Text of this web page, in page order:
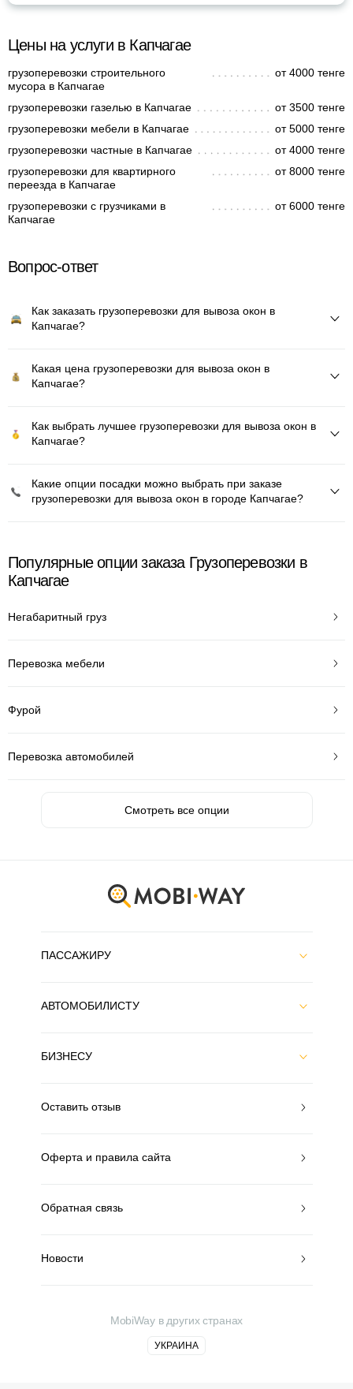
Цены на услуги в Капчагае
грузоперевозки строительного
мусора в Капчагае
от 4000 тенге
грузоперевозки газелью в Капчагае
от 3500 тенге
грузоперевозки мебели в Капчагае
от 5000 тенге
грузоперевозки частные в Капчагае
от 4000 тенге
грузоперевозки для квартирного
переезда в Капчагае
от 8000 тенге
грузоперевозки с грузчиками в
Капчагае
от 6000 тенге
Вопрос-ответ
Как заказать грузоперевозки для вывоза окон в
Капчагае?
Какая цена грузоперевозки для вывоза окон в
Капчагае?
Как выбрать лучшее грузоперевозки для вывоза окон в
Капчагае?
Какие опции посадки можно выбрать при заказе
грузоперевозки для вывоза окон в городе Капчагае?
Популярные опции заказа Грузоперевозки в
Капчагае
Негабаритный груз
Перевозка мебели
Фурой
Перевозка автомобилей
Смотреть все опции
ПАССАЖИРУ
АВТОМОБИЛИСТУ
БИЗНЕСУ
Оставить отзыв
Оферта и правила сайта
Обратная связь
Новости
MobiWay в других странах
УКРАИНА